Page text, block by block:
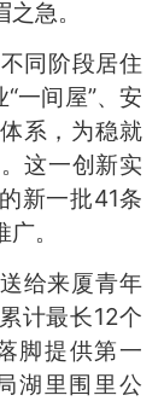
急。
同阶段居住
一间屋”、安
系，为稳就
这一创新实
新一批41条
。
给来厦青年
计最长12个
脚提供第一
湖里围里公